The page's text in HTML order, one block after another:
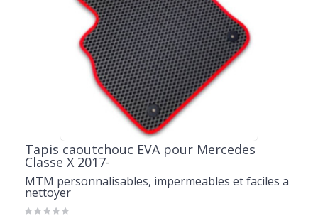
Tapis caoutchouc EVA pour Mercedes
Classe X 2017-
MTM personnalisables, impermeables et faciles a
nettoyer